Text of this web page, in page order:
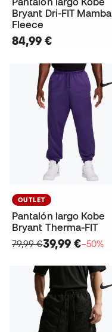
Bryant Dri-FIT Mamba
Fleece
84,99 €
OUTLET
Pantalón largo Kobe
Bryant Therma-FIT
79,99 €39,99 €−50%